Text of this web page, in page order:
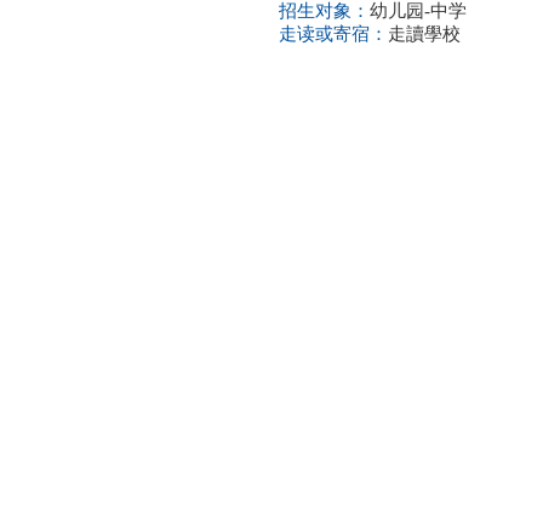
招生对象： 幼儿园-中学
走读或寄宿： 走讀學校